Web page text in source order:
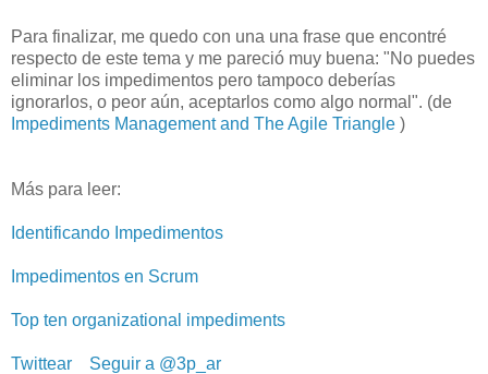
Para finalizar, me quedo con una una frase que encontré
respecto de este tema y me pareció muy buena: "No puedes
eliminar los impedimentos pero tampoco deberías
ignorarlos, o peor aún, aceptarlos como algo normal". (de
Impediments Management and The Agile Triangle )
Más para leer:
Identificando Impedimentos
Impedimentos en Scrum
Top ten organizational impediments
Twittear Seguir a @3p_ar